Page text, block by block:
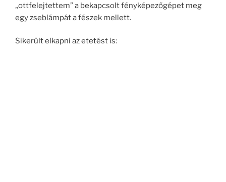
„ottfelejtettem” a bekapcsolt fényképezőgépet meg
egy zseblámpát a fészek mellett.
Sikerült elkapni az etetést is: